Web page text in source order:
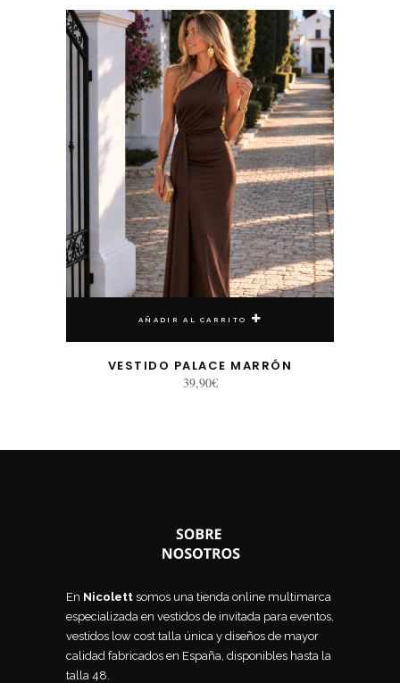
AÑADIR AL CARRITO
VESTIDO PALACE MARRÓN
39,90€
En Nicolett somos una tienda online multimarca
especializada en vestidos de invitada para eventos,
vestidos low cost talla única y diseños de mayor
calidad fabricados en España, disponibles hasta la
talla 48.